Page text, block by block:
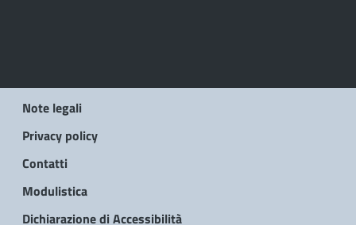
Note legali
Privacy policy
Contatti
Modulistica
Dichiarazione di Accessibilità